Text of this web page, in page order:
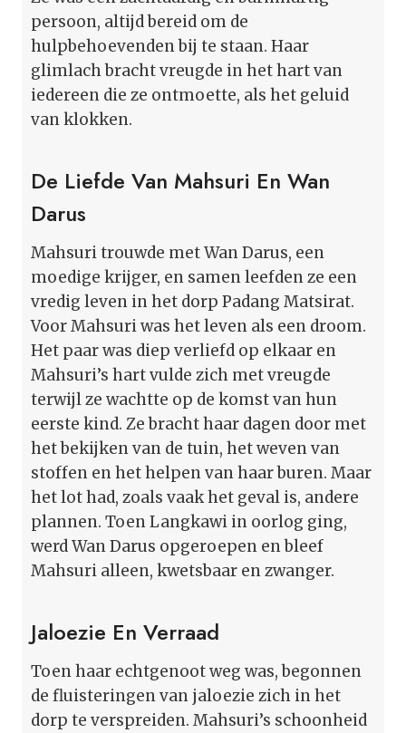
persoon, altijd bereid om de
hulpbehoevenden bij te staan. Haar
glimlach bracht vreugde in het hart van
iedereen die ze ontmoette, als het geluid
van klokken.
De Liefde Van Mahsuri En Wan
Darus
Mahsuri trouwde met Wan Darus, een
moedige krijger, en samen leefden ze een
vredig leven in het dorp Padang Matsirat.
Voor Mahsuri was het leven als een droom.
Het paar was diep verliefd op elkaar en
Mahsuri’s hart vulde zich met vreugde
terwijl ze wachtte op de komst van hun
eerste kind. Ze bracht haar dagen door met
het bekijken van de tuin, het weven van
stoffen en het helpen van haar buren. Maar
het lot had, zoals vaak het geval is, andere
plannen. Toen Langkawi in oorlog ging,
werd Wan Darus opgeroepen en bleef
Mahsuri alleen, kwetsbaar en zwanger.
Jaloezie En Verraad
Toen haar echtgenoot weg was, begonnen
de fluisteringen van jaloezie zich in het
dorp te verspreiden. Mahsuri’s schoonheid